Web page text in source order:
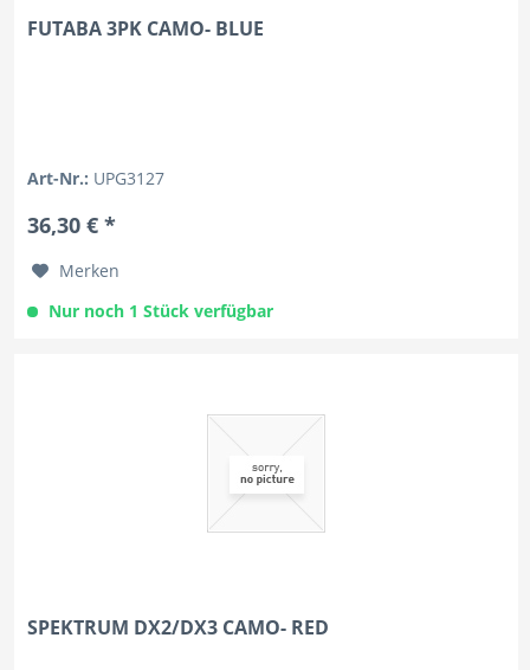
FUTABA 3PK CAMO- BLUE
Art-Nr.: UPG3127
36,30 € *
Merken
Nur noch 1 Stück verfügbar
SPEKTRUM DX2/DX3 CAMO- RED